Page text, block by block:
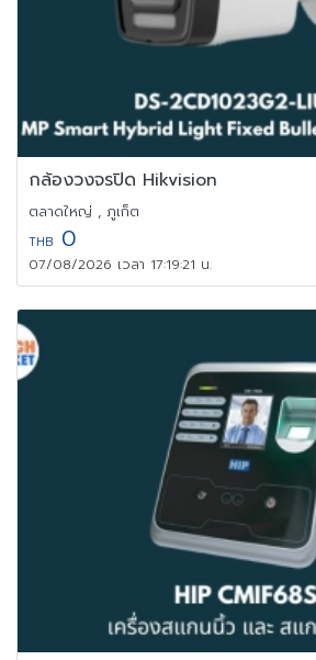
กล้องวงจรปิด Hikvision
ตลาดใหญ่ , ภูเก็ต
THB 0
07/08/2026 เวลา 17:19:21 น.